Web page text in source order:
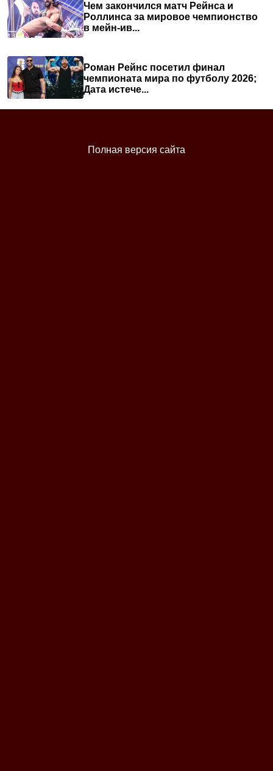
Чем закончился матч Рейнса и
Роллинса за мировое чемпионство
в мейн-ив...
Роман Рейнс посетил финал
чемпионата мира по футболу 2026;
Дата истече...
Полная версия сайта